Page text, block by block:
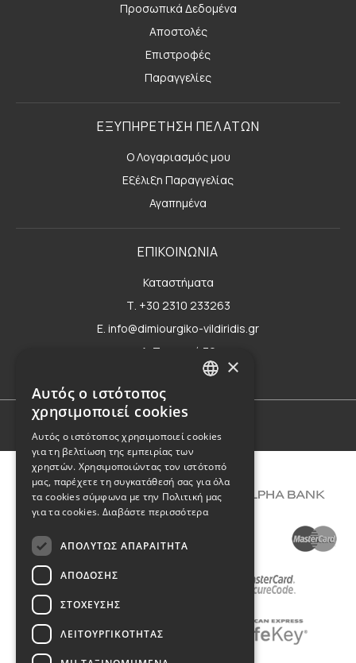
Προσωπικά Δεδομένα
Αποστολές
Επιστροφές
Παραγγελίες
ΕΞΥΠΗΡΕΤΗΣΗ ΠΕΛΑΤΩΝ
Ο Λογαριασμός μου
Εξέλιξη Παραγγελίας
Αγαπημένα
ΕΠΙΚΟΙΝΩΝΙΑ
Καταστήματα
Τ. +30 2310 233263
E. info@dimiourgiko-vildiridis.gr
Δ. Τσιμισκή 70
Φόρμα επικοινωνίας×
Αυτός ο ιστότοπος
χρησιμοποιεί cookies
Αυτός ο ιστότοπος χρησιμοποιεί cookies
για τη βελτίωση της εμπειρίας των
χρηστών. Χρησιμοποιώντας τον ιστότοπό
μας, παρέχετε τη συγκατάθεσή σας για όλα
τα cookies σύμφωνα με την Πολιτική μας
για τα cookies. Διαβάστε περισσότερα
ΑΠΟΛΎΤΩΣ ΑΠΑΡΑΊΤΗΤΑ
ΑΠΌΔΟΣΗΣ
ΣΤΌΧΕΥΣΗΣ
ΛΕΙΤΟΥΡΓΙΚΌΤΗΤΑΣ